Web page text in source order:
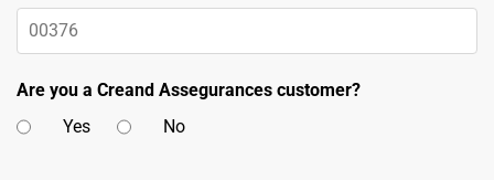
Are you a Creand Assegurances customer?
Yes
No